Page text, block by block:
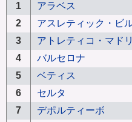
1
アラベス
2
アスレティック・ビ
3
アトレティコ・マド
4
バルセロナ
5
ベティス
6
セルタ
7
デポルティーボ